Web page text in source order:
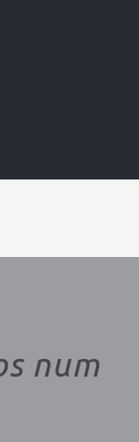
num